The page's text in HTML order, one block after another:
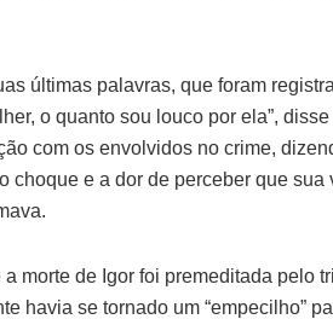
últimas palavras, que foram
o quanto sou louco por ela”, disse
com os envolvidos no crime,
choque e a dor de perceber que sua
morte de Igor foi premeditada pelo
havia se tornado um “empecilho”